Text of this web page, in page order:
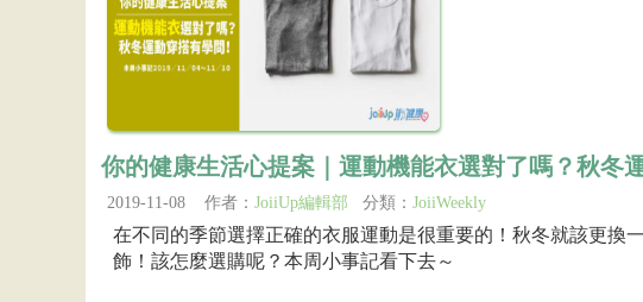
你的健康生活心提案｜運動機能衣選對了嗎？秋冬
2019-11-08 作者： JoiiUp編輯部 分類： JoiiWeekly
在不同的季節選擇正確的衣服運動是很重要的！秋冬就該更換
飾！該怎麼選購呢？本周小事記看下去～